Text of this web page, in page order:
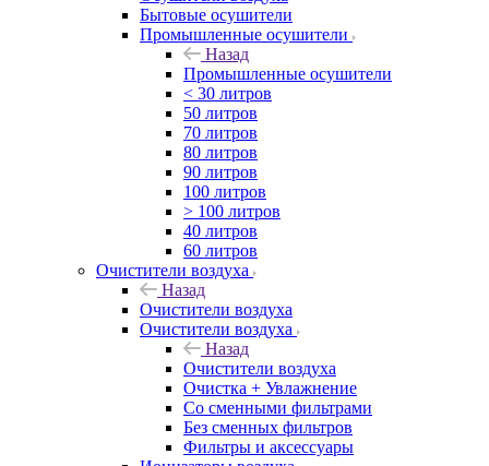
Бытовые осушители
Промышленные осушители
Назад
Промышленные осушители
< 30 литров
50 литров
70 литров
80 литров
90 литров
100 литров
> 100 литров
40 литров
60 литров
Очистители воздуха
Назад
Очистители воздуха
Очистители воздуха
Назад
Очистители воздуха
Очистка + Увлажнение
Cо сменными фильтрами
Без сменных фильтров
Фильтры и аксессуары